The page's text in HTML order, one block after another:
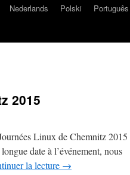
Nederlands Polski Português
2015
Linux de Chemnitz 2015
date à l’événement, nous
la lecture →